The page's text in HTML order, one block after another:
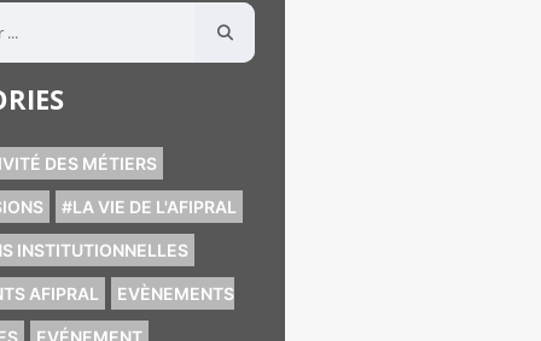
DES MÉTIERS
#LA VIE DE L'AFIPRAL
INSTITUTIONNELLES
AFIPRAL EVÈNEMENTS